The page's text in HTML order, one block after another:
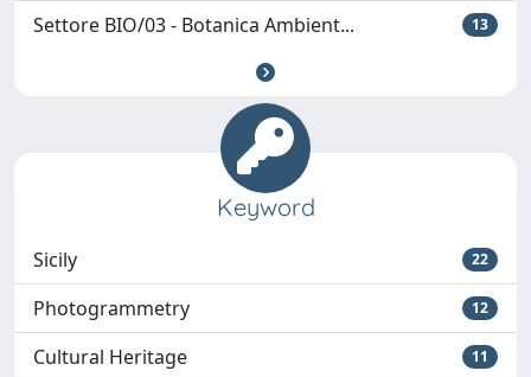
Settore BIO/03 - Botanica Ambient... 13
Keyword
Sicily 22
Photogrammetry 12
Cultural Heritage 11